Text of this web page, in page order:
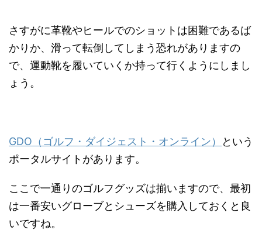
さすがに革靴やヒールでのショットは困難であるば
かりか、滑って転倒してしまう恐れがありますの
で、運動靴を履いていくか持って行くようにしまし
ょう。
GDO（ゴルフ・ダイジェスト・オンライン）
という
ポータルサイトがあります。
ここで一通りのゴルフグッズは揃いますので、最初
は一番安いグローブとシューズを購入しておくと良
いですね。